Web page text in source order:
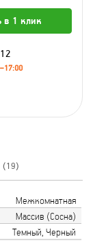
в 1 клик
(19)
Межкомнатная
Массив (Сосна)
Темный, Черный